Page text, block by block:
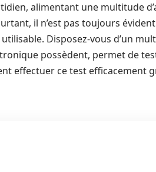
alimentant une multitude
il n’est pas toujours
Disposez-vous d’un
possèdent, permet de
effectuer ce test efficacement